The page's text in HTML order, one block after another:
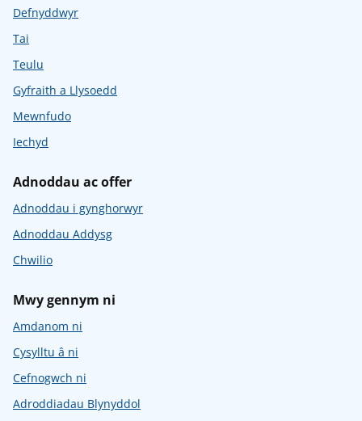
Defnyddwyr
Tai
Teulu
Gyfraith a Llysoedd
Mewnfudo
Iechyd
Adnoddau ac offer
Adnoddau i gynghorwyr
Adnoddau Addysg
Chwilio
Mwy gennym ni
Amdanom ni
Cysylltu â ni
Cefnogwch ni
Adroddiadau Blynyddol